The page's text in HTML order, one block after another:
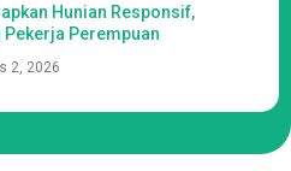
Hunian Responsif,
Pekerja Perempuan
2, 2026